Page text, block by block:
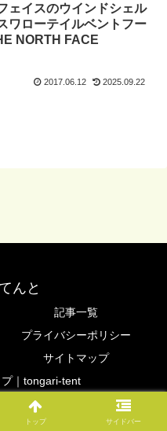
ェイスのウインドシェル
ワローテイルベントフー
NORTH FACE
2017.06.12 2025.09.22
んと
記事一覧
プライバシーポリシー
サイトマップ
｜tongari-tent
てんと.
トップ サイドバー